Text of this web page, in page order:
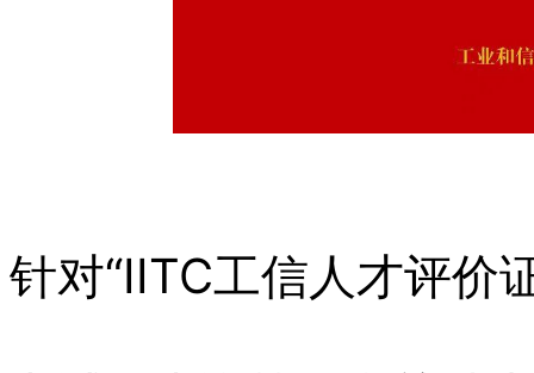
针对“IITC工信人才评价